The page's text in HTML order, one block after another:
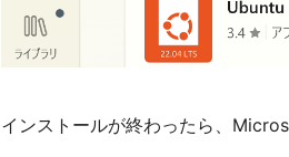
インストールが終わったら、